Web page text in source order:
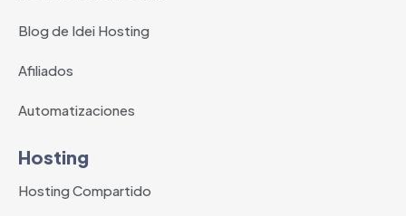
Blog de Idei Hosting
Afiliados
Automatizaciones
Hosting
Hosting Compartido